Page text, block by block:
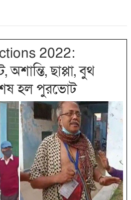
2022:
ছাপ্পা, বুথ
হল পুরভোট